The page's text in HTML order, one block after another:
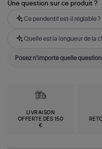
Une question sur ce produit ?
Ce pendentif est-il réglable ?
Quelle est la longueur de la
LIVRAISON
OFFERTE DÈS 150
€